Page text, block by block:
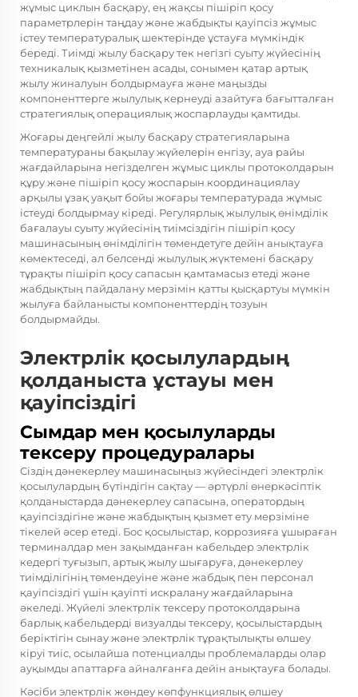
жұмыс циклын басқару, ең жақсы пішіріп қосу
параметрлерін таңдау және жабдықты қауіпсіз жұмыс
істеу температуралық шектерінде ұстауға мүмкіндік
береді. Тиімді жылу басқару тек негізгі суыту жүйесінің
техникалық қызметінен асады, сонымен қатар артық
жылу жиналуын болдырмауға және маңызды
компоненттерге жылулық кернеуді азайтуға бағытталған
стратегиялық операциялық жоспарлауды қамтиды.
Жоғары деңгейлі жылу басқару стратегияларына
температураны бақылау жүйелерін енгізу, ауа райы
жағдайларына негізделген жұмыс циклы протоколдарын
құру және пішіріп қосу жоспарын координациялау
арқылы ұзақ уақыт бойы жоғары температурада жұмыс
істеуді болдырмау кіреді. Регулярлық жылулық өнімділік
бағалауы суыту жүйесінің тиімсіздігін пішіріп қосу
машинасының өнімділігін төмендетуге дейін анықтауға
көмектеседі, ал белсенді жылулық жүктемені басқару
тұрақты пішіріп қосу сапасын қамтамасыз етеді және
жабдықтың пайдалану мерзімін қатты қысқартуы мүмкін
жылуға байланысты компоненттердің тозуын
болдырмайды.
Электрлік қосылулардың
қолданыста ұстауы мен
қауіпсіздігі
Сымдар мен қосылуларды
тексеру процедуралары
Сіздің дәнекерлеу машинасыңыз жүйесіндегі электрлік
қосылулардың бүтіндігін сақтау — әртүрлі өнеркәсіптік
қолданыстарда дәнекерлеу сапасына, оператордың
қауіпсіздігіне және жабдықтың қызмет ету мерзіміне
тікелей әсер етеді. Бос қосылыстар, коррозияға ұшыраған
терминалдар мен зақымданған кабельдер электрлік
кедергі туғызып, артық жылу шығаруға, дәнекерлеу
тиімділігінің төмендеуіне және жабдық пен персонал
қауіпсіздігі үшін қауіпті искралану жағдайларына
әкеледі. Жүйелі электрлік тексеру протоколдарына
барлық кабельдерді визуалды тексеру, қосылыстардың
беріктігін сынау және электрлік тұрақтылықты өлшеу
кіруі тиіс, осылайша потенциалды проблемаларды олар
ауқымды апаттарға айналғанға дейін анықтауға болады.
Кәсіби электрлік жөндеу көпфункциялық өлшеу